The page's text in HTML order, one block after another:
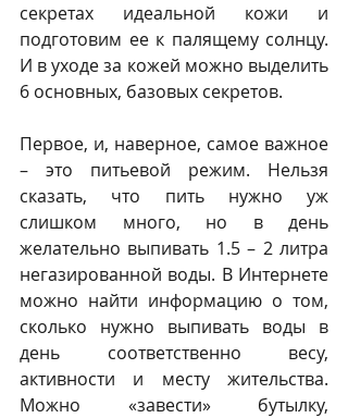
секретах идеальной кожи и
подготовим ее к палящему солнцу.
И в уходе за кожей можно выделить
6 основных, базовых секретов.
Первое, и, наверное, самое важное
– это питьевой режим. Нельзя
сказать, что пить нужно уж
слишком много, но в день
желательно выпивать 1.5 – 2 литра
негазированной воды. В Интернете
можно найти информацию о том,
сколько нужно выпивать воды в
день соответственно весу,
активности и месту жительства.
Можно «завести» бутылку,